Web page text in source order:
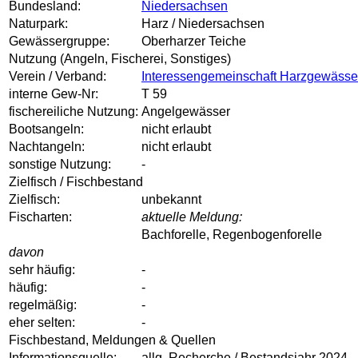
Bundesland:
Niedersachsen
Naturpark:
Harz / Niedersachsen
Gewässergruppe:
Oberharzer Teiche
Nutzung (Angeln, Fischerei, Sonstiges)
Verein / Verband:
Interessengemeinschaft
interne Gew-Nr:
T 59
fischereiliche Nutzung: Angelgewässer
Bootsangeln:
nicht erlaubt
Nachtangeln:
nicht erlaubt
sonstige Nutzung:
-
Zielfisch / Fischbestand
Zielfisch:
unbekannt
Fischarten:
aktuelle Meldung:
Bachforelle, Regenbogenforelle
davon
sehr häufig:
-
häufig:
-
regelmäßig:
-
eher selten:
-
Fischbestand, Meldungen & Quellen